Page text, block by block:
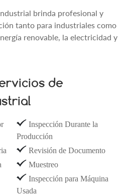
brinda profesional y
tanto para industriales como
renovable, la electricidad y
de
Inspección Durante la
Producción
Revisión de Documento
Muestreo
Inspección para Máquina
Usada